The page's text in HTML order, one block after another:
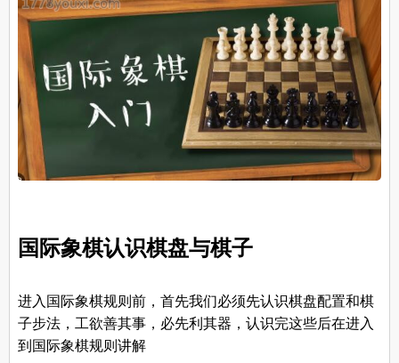
国际象棋认识棋盘与棋子
进入国际象棋规则前，首先我们必须先认识棋盘配置和棋
子步法，工欲善其事，必先利其器，认识完这些后在进入
到国际象棋规则讲解